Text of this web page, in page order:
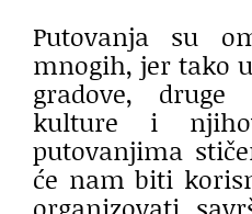
Putovanja su
mnogih, jer tako
gradove, druge
kulture i
putovanjima
će nam biti